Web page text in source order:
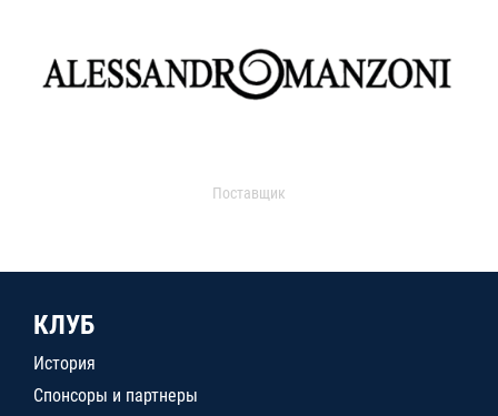
Поставщик
КЛУБ
История
Спонсоры и партнеры